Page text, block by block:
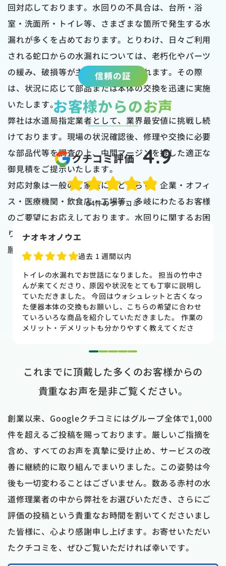
回対応しております。水回りの不具合は、台所・浴
室・洗面所・トイレ等、さまざまな箇所で発生する水
漏れが多くを占めております。とりわけ、日々ご利用
される蛇口からの水漏れについては、老朽化やパーツ
の緩み、破損等が主な原因と考えられます。その際
は、状況に応じて部品または本体の交換を迅速に実施
いたします。
弊社は水道局指定業者として、業界最安値に挑戦し続
けております。現場の状況確認後、修理や交換に必要
な部品代等を調査の上、中間マージンを排した適正な
御見積をご提示いたします。
対応対象は一般のご家庭にとどまらず、企業・オフィ
ス・医療機関・飲食店・工場等、多岐にわたるお客様
のご要望にお応えしております。水回りに関するお困
りごとは、どうぞお気軽にご相談くださいますようお
願い申し上げます。
信頼の証
お客様からのお声
クチコミ評価 4.9
54件のクチコミ
naoki higasi
1 か月前
トイレの水漏れがあり来ていただきました。水漏れ箇
所もすぐに判明しました。10数年使用していた一体型
のトイレだった為使いやすさ等しっかりと説明してい
ただき交換する事になりました。正直痛い出費でした
が発見が早かったので壁や床の工事を考えるとまだ費
用は抑えれました。今回担当して頂いた竹中さんは人
た。 今回は2階のトイレでしたが、1階のトイレも修
た。
1 2 3 4 5
これまでに頂戴した多くのお客様からの
貴重なお声を是非ご覧ください。
創業以来、Googleクチコミにはグループ全体で1,000
件を超えるご投稿を賜っております。厳しいご指摘を
含め、すべてのお声を真摯に受け止め、サービスの改
善に継続的に取り組んでまいりました。この姿勢は今
後も一切変わることはございません。数ある赤村の水
道修理業者の中から弊社をお選びいただき、さらにご
評価の投稿という貴重なお時間を割いてくださいまし
た皆様に、心より感謝申し上げます。お寄せいただい
たクチコミを、ぜひご覧いただければ幸いです。